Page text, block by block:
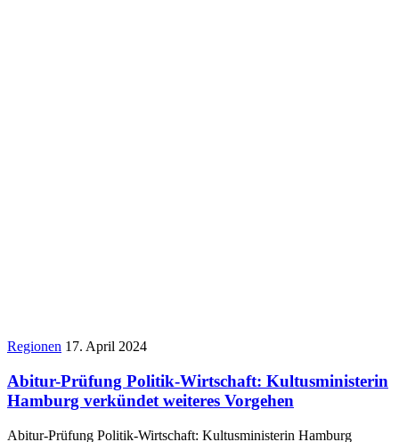
Regionen 17. April 2024
Abitur-Prüfung Politik-Wirtschaft: Kultusministerin
Hamburg verkündet weiteres Vorgehen
Abitur-Prüfung Politik-Wirtschaft: Kultusministerin Hamburg